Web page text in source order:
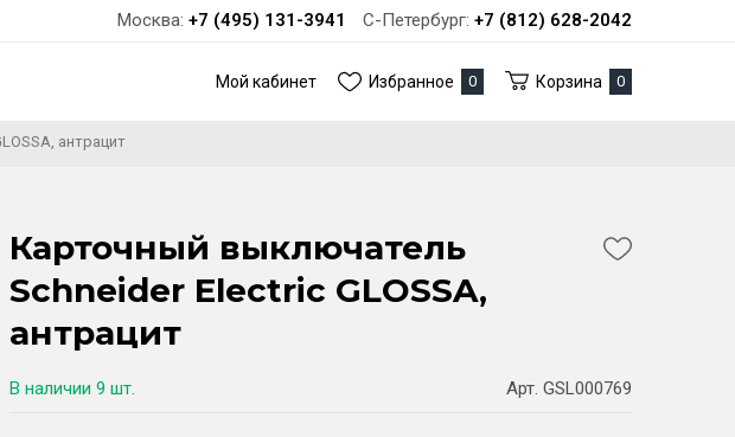
Москва: +7 (495) 131-3941 С-Петербург: +7 (812) 628-2042
Мой кабинет Избранное 0 Корзина 0
антрацит
Карточный выключатель
Schneider Electric GLOSSA,
антрацит
В наличии 9 шт. Арт. GSL000769